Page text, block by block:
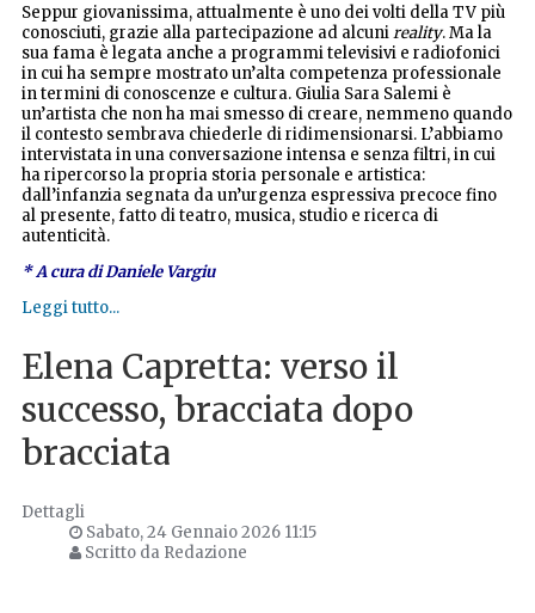
Seppur giovanissima, attualmente è uno dei volti della TV più
conosciuti, grazie alla partecipazione ad alcunireality. Ma la
sua fama è legata anche a programmi televisivi e radiofonici
in cui ha sempre mostrato un’alta competenza professionale
in termini di conoscenze e cultura. Giulia Sara Salemi è
un’artista che non ha mai smesso di creare, nemmeno quando
il contesto sembrava chiederle di ridimensionarsi. L’abbiamo
intervistata in una conversazione intensa e senza filtri, in cui
ha ripercorso la propria storia personale e artistica:
dall’infanzia segnata da un’urgenza espressiva precoce fino
al presente, fatto di teatro, musica, studio e ricerca di
autenticità.
* A cura di Daniele Vargiu
Leggi tutto...
Elena Capretta: verso il
successo, bracciata dopo
bracciata
Dettagli
Sabato, 24 Gennaio 2026 11:15
Scritto da Redazione